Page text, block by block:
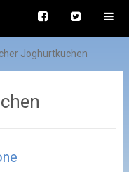
Joghurtkuchen